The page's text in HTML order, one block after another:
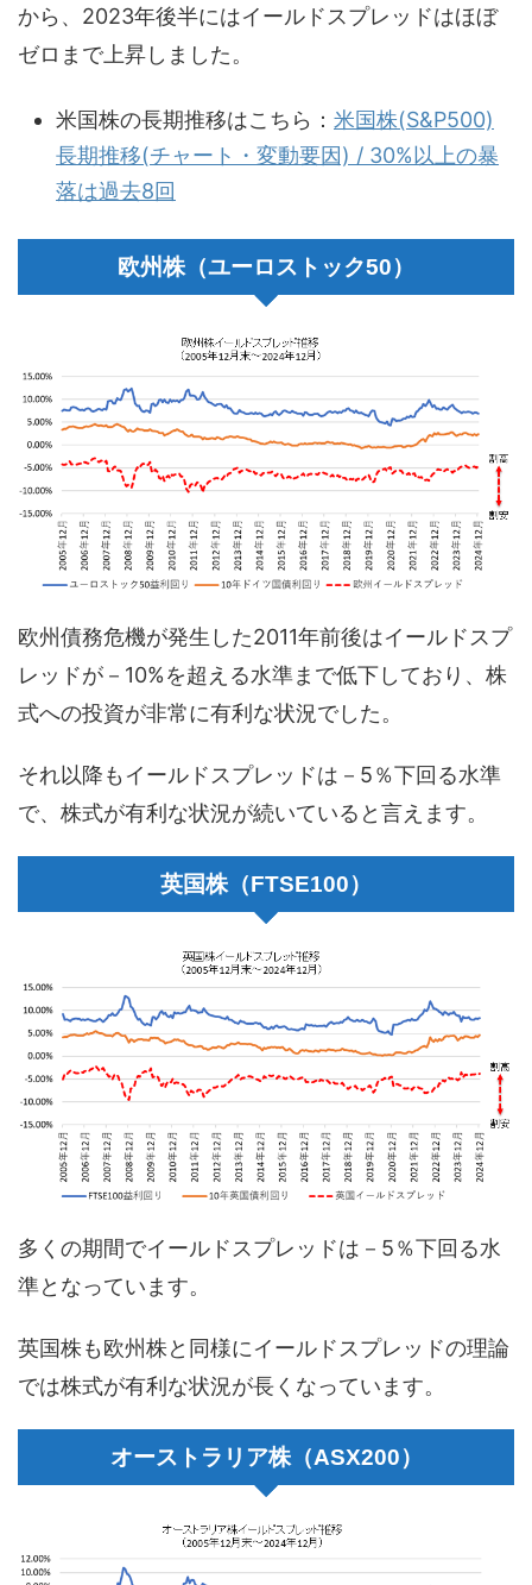
から、2023年後半にはイールドスプレッドはほぼ
ゼロまで上昇しました。
米国株の長期推移はこちら： 米国株(S&P500)
長期推移(チャート・変動要因) / 30%以上の暴
落は過去8回
欧州株（ユーロストック50）
欧州債務危機が発生した2011年前後はイールドスプ
レッドが－10%を超える水準まで低下しており、株
式への投資が非常に有利な状況でした。
それ以降もイールドスプレッドは－5％下回る水準
で、株式が有利な状況が続いていると言えます。
英国株（FTSE100）
多くの期間でイールドスプレッドは－5％下回る水
準となっています。
英国株も欧州株と同様にイールドスプレッドの理論
では株式が有利な状況が長くなっています。
オーストラリア株（ASX200）